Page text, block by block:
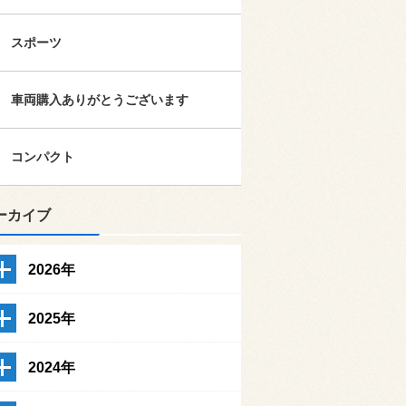
スポーツ
車両購入ありがとうございます
コンパクト
カイブ
2026年
2025年
2024年